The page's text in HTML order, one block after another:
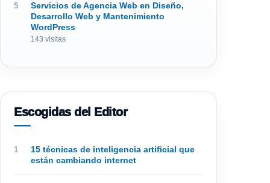
Servicios de Agencia Web en Diseño,
Desarrollo Web y Mantenimiento
WordPress
143 visitas
Escogidas del Editor
15 técnicas de inteligencia artificial que
están cambiando internet